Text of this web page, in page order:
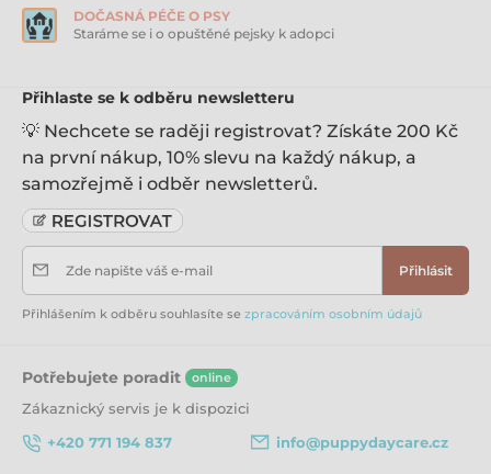
DOČASNÁ PÉČE O PSY
Staráme se i o opuštěné pejsky k adopci
Přihlaste se k odběru newsletteru
💡 Nechcete se raději registrovat? Získáte 200 Kč
na první nákup, 10% slevu na každý nákup, a
samozřejmě i odběr newsletterů.
Zde napište váš e-mail Přihlásit
Přihlášením k odběru souhlasíte se zpracováním osobním údajů
Potřebujete poradit online
Zákaznický servis je k dispozici
+420 771 194 837
info@puppydaycare.cz